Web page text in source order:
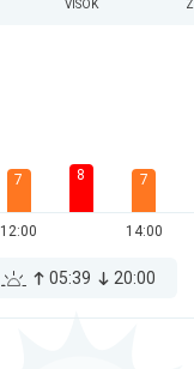
VISOK
7
12:00
8 7
14:00
05:39 20:00